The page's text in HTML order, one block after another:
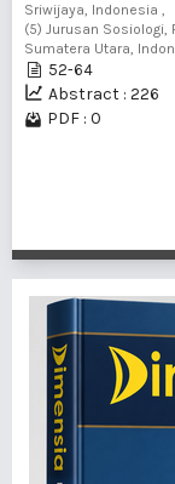
Sriwijaya, Indonesia ,
(5) Jurusan
Sumatera Utara,
52-64
Abstract : 226
PDF : 0